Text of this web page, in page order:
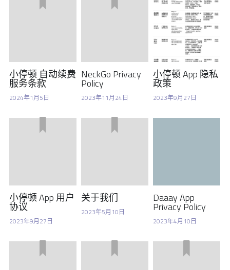
小停顿 自动续费
服务条款
2024年1月5日
NeckGo Privacy
Policy
2023年11月24日
小停顿 App 隐私
政策
2023年9月27日
小停顿 App 用户
协议
2023年9月27日
关于我们
2023年5月10日
Daaay App
Privacy Policy
2023年4月10日